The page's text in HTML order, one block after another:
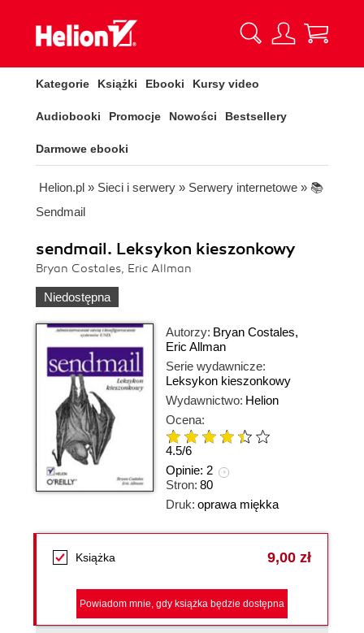
Kategorie Książki Ebooki Kursy video
Audiobooki Promocje Nowości Bestsellery
Darmowe ebooki
Helion.pl » Sieci i serwery » Serwery internetowe » 📚
Sendmail
sendmail. Leksykon kieszonkowy
Bryan Costales, Eric Allman
Niedostępna
Autorzy: Bryan Costales,
Eric Allman
Serie wydawnicze:
Leksykon kieszonkowy
Wydawnictwo: Helion
Ocena:
4.5/6
Opinie: 2
Stron: 80
Druk: oprawa miękka
Książka 9,00 zł
Powiadom mnie, gdy książka będzie dostępna